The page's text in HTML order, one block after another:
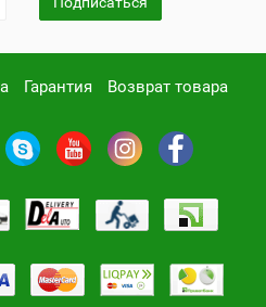
Гарантия Возврат товара